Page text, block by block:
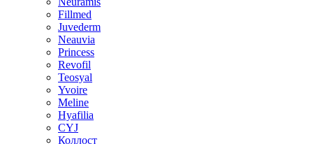
Fillmed
Juvederm
Neauvia
Princess
Revofil
Teosyal
Yvoire
Meline
Hyafilia
CYJ
Коллост